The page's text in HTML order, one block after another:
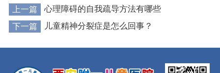
上一篇
心理障碍的自我疏导方法有哪些
下一篇
儿童精神分裂症是怎么回事？